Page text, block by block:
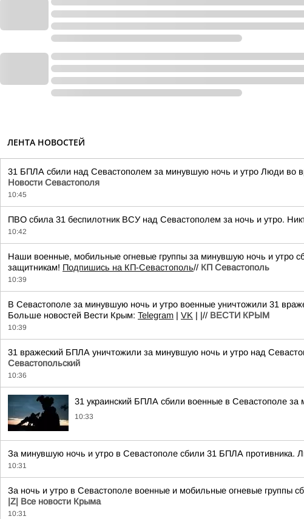
ЛЕНТА НОВОСТЕЙ
31 БПЛА сбили над Севастополем за минувшую ночь и утро Люди во
Новости Севастополя
10:45
ПВО сбила 31 беспилотник ВСУ над Севастополем за ночь и утро.
10:42
Наши военные, мобильные огневые группы за минувшую ночь и утро
защитникам! Подпишись на КП-Севастополь// КП Севастополь
10:39
В Севастополе за минувшую ночь и утро военные уничтожили 31
Больше новостей Вести Крым: Telegram | VK | |// ВЕСТИ КРЫМ
10:39
31 вражеский БПЛА уничтожили за минувшую ночь и утро над
Севастопольский
10:36
31 украинский БПЛА сбили военные в Севастополе за
10:33
За минувшую ночь и утро в Севастополе сбили 31 БПЛА противника.
10:31
За ночь и утро в Севастополе военные и мобильные огневые группы
|Z| Все новости Крыма
10:31